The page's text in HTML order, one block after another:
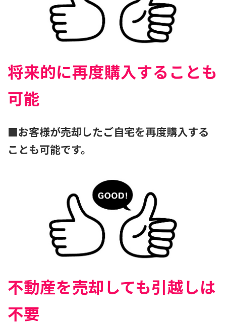
将来的に再度購入することも
可能
■お客様が売却したご自宅を再度購入する
ことも可能です。
不動産を売却しても引越しは
不要